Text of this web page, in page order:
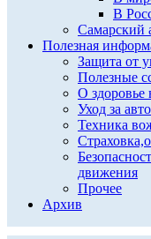
В
Самарский
Полезная
Защита от
Полезные
О здоровье
Уход за
Техника
движения
Прочее
Архив